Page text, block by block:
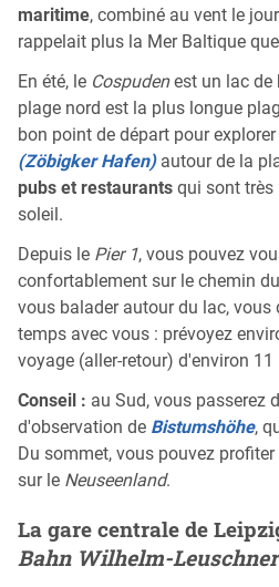
maritime, combiné au vent le
rappelait plus la Mer Baltique
En été, le Cospudenest un lac de
plage nord est la plus longue
bon point de départ pour
(Zöbigker Hafen)autour de la
pubs et restaurants qui sont très
soleil.
Depuis le Pier 1, vous pouvez
confortablement sur le chemin
vous balader autour du lac, vous
temps avec vous : prévoyez
voyage (aller-retour) d'environ 11
Conseil : au Sud, vous passerez
d'observation de Bistumshöhe,
Du sommet, vous pouvez
sur le Neuseenland.
La gare centrale de
Bahn Wilhelm-